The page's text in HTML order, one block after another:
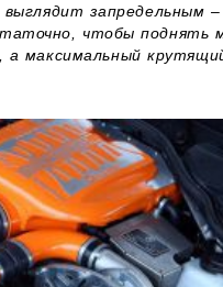
запредельным –
чтобы поднять
а максимальный